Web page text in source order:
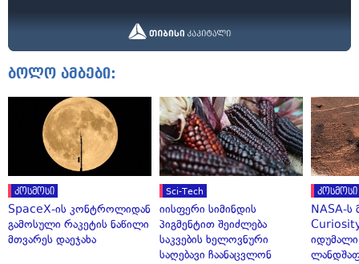
ბოლო ამბები:
კოსმოსი
SpaceX-ის კონტროლიდან
გამოსული რაკეტის ნაწილი
მთვარეს დაეჯახა
Sci-Tech
იისფერი სიმინდის
პიგმენტით შეიძლება
საკვების ხელოვნური
საღებავი ჩაანაცვლონ
კოსმოსი
NASA-ს